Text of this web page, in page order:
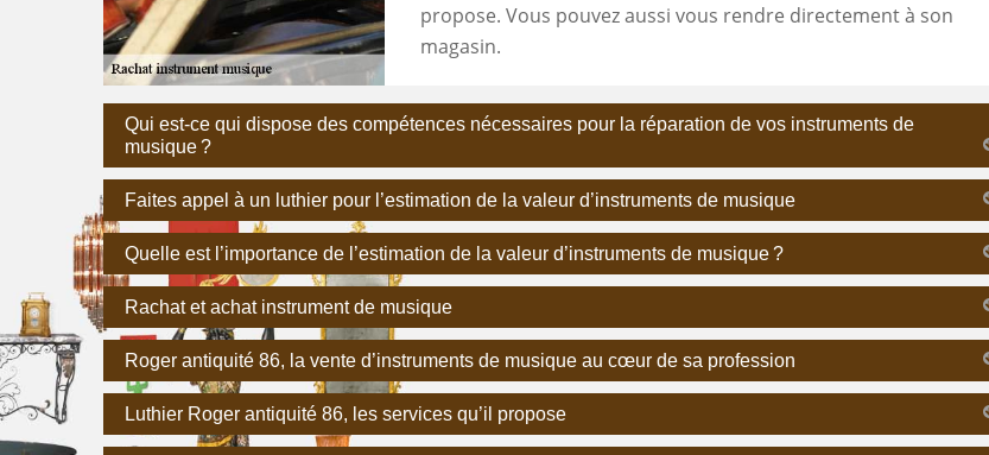
propose. Vous pouvez aussi vous rendre directement à son
magasin.
Qui est-ce qui dispose des compétences nécessaires pour la réparation de vos instruments de
musique ?
Faites appel à un luthier pour l’estimation de la valeur d’instruments de musique
Quelle est l’importance de l’estimation de la valeur d’instruments de musique ?
Rachat et achat instrument de musique
Roger antiquité 86, la vente d’instruments de musique au cœur de sa profession
Luthier Roger antiquité 86, les services qu’il propose